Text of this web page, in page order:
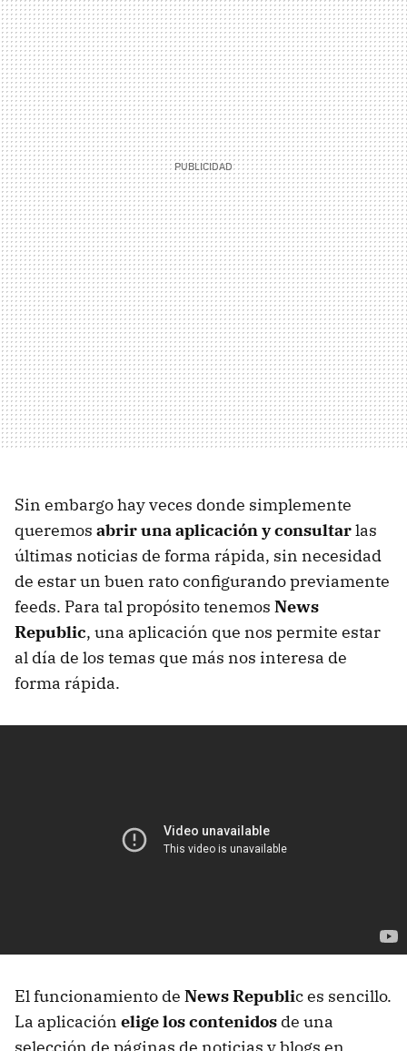
Sin embargo hay veces donde simplemente
queremos abrir una aplicación y consultarlas
últimas noticias de forma rápida, sin necesidad
de estar un buen rato configurando previamente
feeds. Para tal propósito tenemos News
Republic, una aplicación que nos permite estar
al día de los temas que más nos interesa de
forma rápida.
El funcionamiento de News Republic es sencillo.
La aplicación elige los contenidos de una